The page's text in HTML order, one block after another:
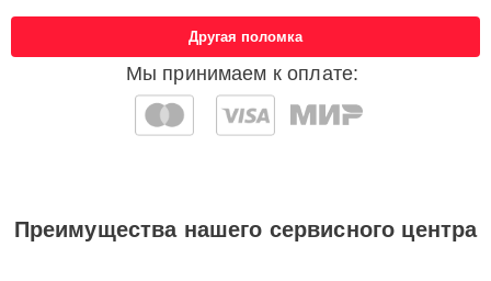
Мы принимаем к оплате:
Другая поломка
Преимущества нашего сервисного центра